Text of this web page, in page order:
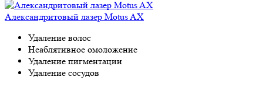
Александритовый лазер Motus AX
Удаление волос
Неаблятивное омоложение
Удаление пигментации
Удаление сосудов